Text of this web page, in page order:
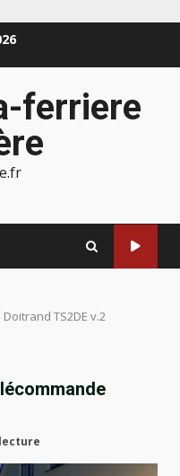
ferriere
TS2DE v.2